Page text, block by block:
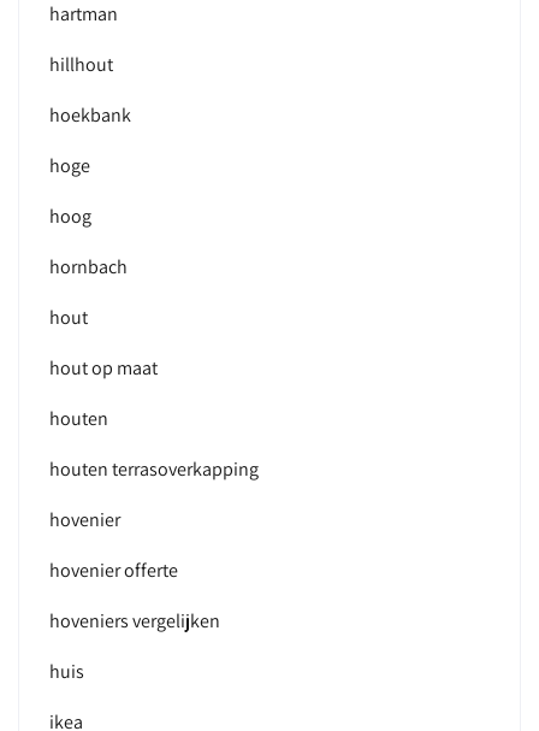
hartman
hillhout
hoekbank
hoge
hoog
hornbach
hout
hout op maat
houten
houten terrasoverkapping
hovenier
hovenier offerte
hoveniers vergelijken
huis
ikea